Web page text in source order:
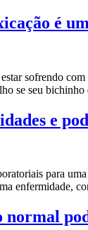
é
sofrendo
se seu
e
para
normal